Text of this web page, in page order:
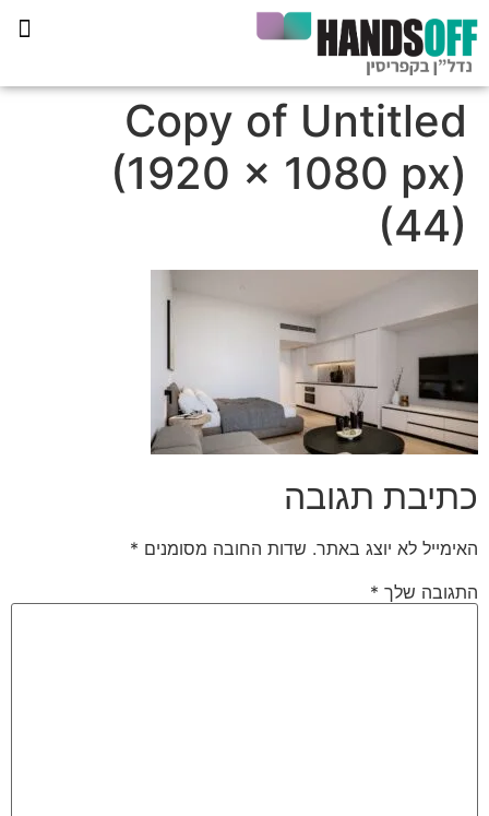
Copy of Untitled
(1920 × 1080 px)
(44)
כתיבת תגובה
האימייל לא יוצג באתר. שדות החובה מסומנים *
התגובה שלך *